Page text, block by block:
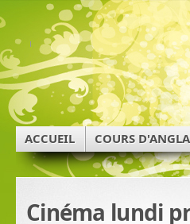
ACCUEIL COURS
Cinéma lundi